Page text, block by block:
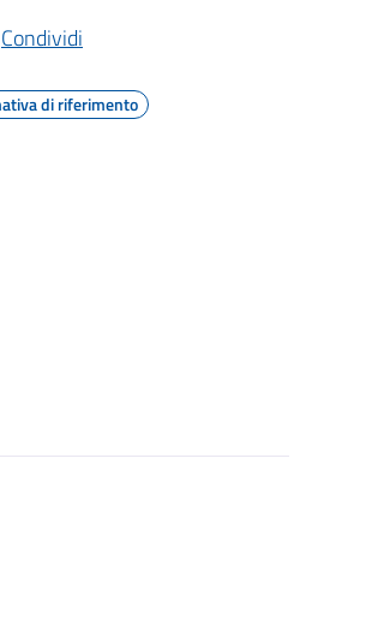
Condividi
di riferimento